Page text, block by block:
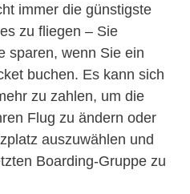
immer die günstigste
zu fliegen – Sie
sparen, wenn Sie ein
buchen. Es kann sich
zu zahlen, um die
Flug zu ändern oder
auszuwählen und
Boarding-Gruppe zu